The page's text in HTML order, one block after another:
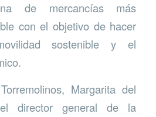
de mercancías más
con el objetivo de hacer
sostenible y el
Margarita del
director general de la